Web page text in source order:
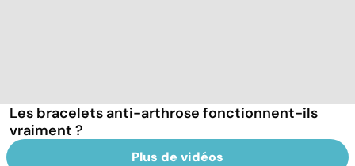
Les bracelets anti-arthrose fonctionnent-ils
vraiment ?
Plus de vidéos